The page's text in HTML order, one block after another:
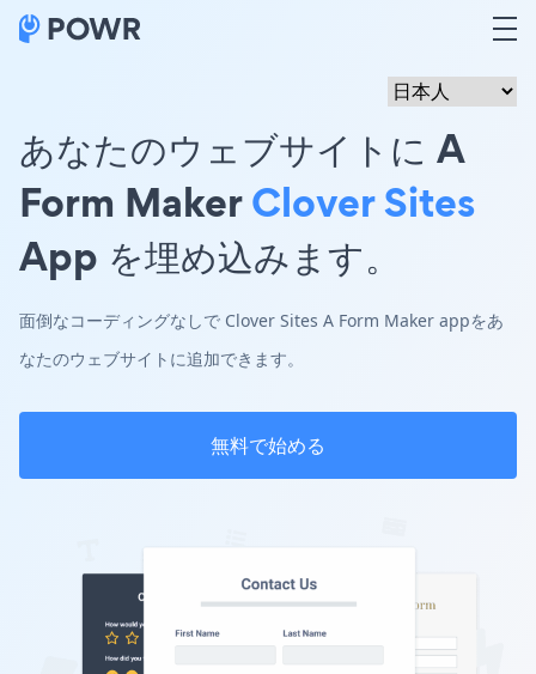
あなたのウェブサイトに A
Form MakerClover Sites
App を埋め込みます。
面倒なコーディングなしで Clover Sites A Form Maker appをあ
なたのウェブサイトに追加できます。
無料で始める